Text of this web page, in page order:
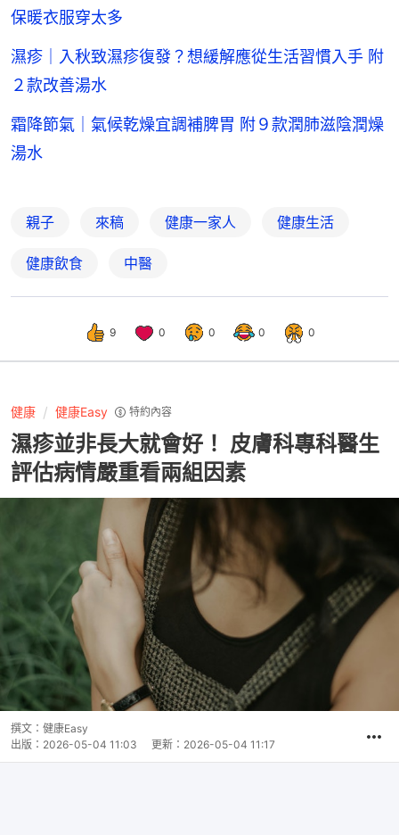
保暖衣服穿太多
濕疹｜入秋致濕疹復發？想緩解應從生活習慣入手 附
２款改善湯水
霜降節氣｜氣候乾燥宜調補脾胃 附９款潤肺滋陰潤燥
湯水
親子 來稿 健康一家人 健康生活
健康飲食 中醫
9 0 0 0 0
健康 健康Easy 特約內容
濕疹並非長大就會好！ 皮膚科專科醫生
評估病情嚴重看兩組因素
撰文： 健康Easy
出版： 2026-05-04 11:03 更新： 2026-05-04 11:17